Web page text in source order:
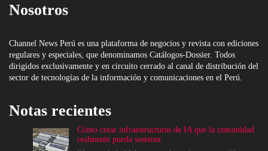
Nosotros
Channel News Perú es una plataforma de negocios y revista con ediciones
regulares y especiales, que denominamos Catálogos-Dossier. Todos
dirigidos exclusivamente y en circuito cerrado al canal de distribución del
sector de tecnologías de la información y comunicaciones en el Perú.
Notas recientes
Cómo crear infraestructuras de IA que la comunidad
realmente pueda sostener